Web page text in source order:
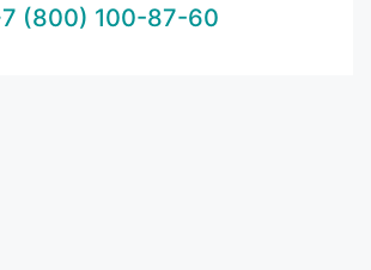
(800) 100-87-60